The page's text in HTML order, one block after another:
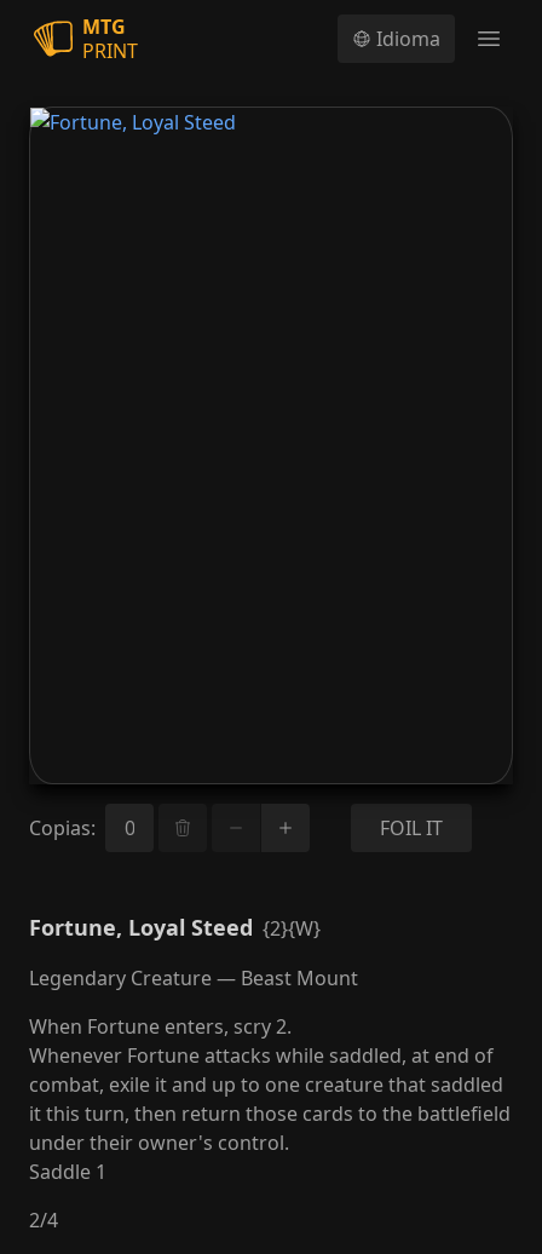
MTG
PRINT
Idioma
Copias: FOIL IT
Fortune, Loyal Steed {2}{W}
Legendary Creature — Beast Mount
When Fortune enters, scry 2.
Whenever Fortune attacks while saddled, at end of
combat, exile it and up to one creature that saddled
it this turn, then return those cards to the battlefield
under their owner's control.
Saddle 1
2/4